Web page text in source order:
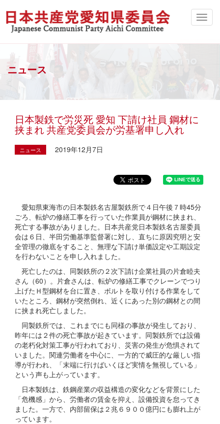
ニュース
日本製鉄で労災死 愛知 下請け社員 鋼材に
挟まれ 共産党委員会が労基署申し入れ
ニュース 2019年12月7日
愛知県東海市の日本製鉄名古屋製鉄所で４日午後７時45分
ごろ、転炉の修繕工事を行っていた作業員が鋼材に挟まれ、
死亡する事故がありました。日本共産党日本製鉄名古屋委員
会は６日、半田労働基準監督署に対し、直ちに原因究明と安
全管理の徹底をすること、無理な下請け単価設定や工期設定
を行わないことを申し入れました。
死亡したのは、同製鉄所の２次下請け企業社員の片倉睦夫
さん（60）。片倉さんは、転炉の修繕工事でクレーンでつり
上げたＨ型鋼材を台に置き、ボルトを取り付ける作業をして
いたところ、鋼材が突然倒れ、近くにあった別の鋼材との間
に挟まれ死亡しました。
同製鉄所では、これまでにも同様の事故が発生しており、
昨年には２件の死亡事故が起きています。同製鉄所では設備
の老朽化対策工事が行われており、災害の発生が危惧されて
いました。関連労働者を中心に、一方的で威圧的な厳しい指
導が行われ、「末端に行けばいくほど実情を無視している」
という声も上がっています。
日本製鉄は、鉄鋼産業の収益構造の変化などを背景にした
「危機感」から、労働者の賃金を抑え、設備投資を怠ってき
ました。一方で、内部留保は２兆６９００億円にも膨れ上が
っています。